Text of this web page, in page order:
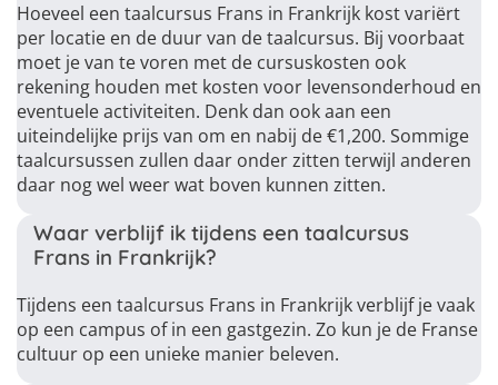
Hoeveel een taalcursus Frans in Frankrijk kost variërt
per locatie en de duur van de taalcursus. Bij voorbaat
moet je van te voren met de cursuskosten ook
rekening houden met kosten voor levensonderhoud en
eventuele activiteiten. Denk dan ook aan een
uiteindelijke prijs van om en nabij de €1,200. Sommige
taalcursussen zullen daar onder zitten terwijl anderen
daar nog wel weer wat boven kunnen zitten.
Waar verblijf ik tijdens een taalcursus
Frans in Frankrijk?
Tijdens een taalcursus Frans in Frankrijk verblijf je vaak
op een campus of in een gastgezin. Zo kun je de Franse
cultuur op een unieke manier beleven.